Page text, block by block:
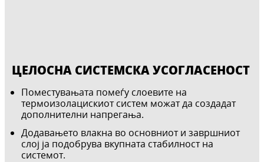
ЦЕЛОСНА СИСТЕМСКА УСОГЛАСЕНОСТ
Поместувањата помеѓу слоевите на
термоизолацискиот систем можат да создадат
дополнителни напрегања.
Додавањето влакна во основниот и завршниот
слој ја подобрува вкупната стабилност на
системот.